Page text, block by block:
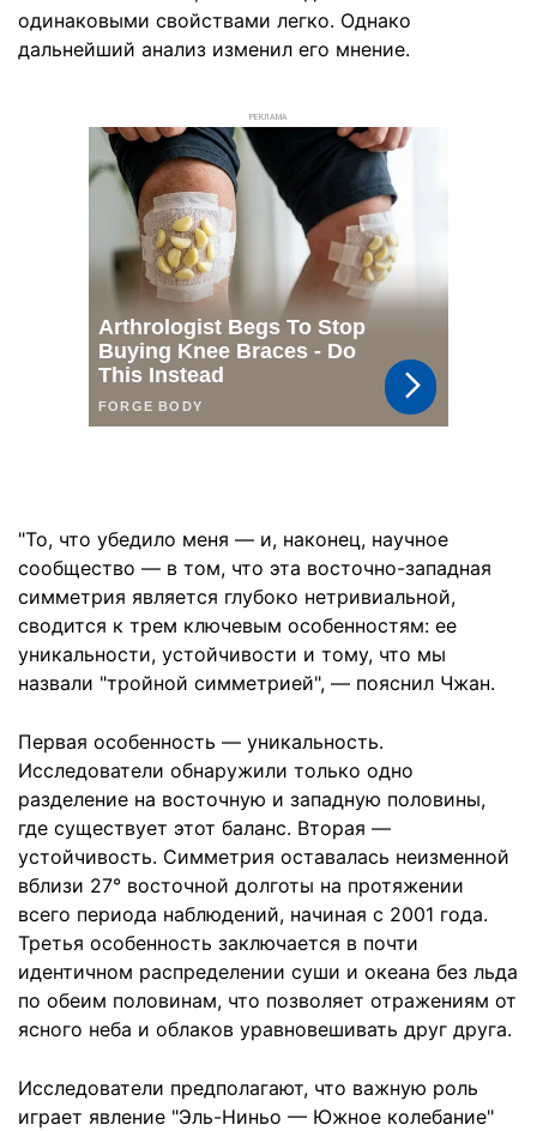
одинаковыми свойствами легко. Однако
дальнейший анализ изменил его мнение.
РЕКЛАМА
"То, что убедило меня — и, наконец, научное
сообщество — в том, что эта восточно-западная
симметрия является глубоко нетривиальной,
сводится к трем ключевым особенностям: ее
уникальности, устойчивости и тому, что мы
назвали "тройной симметрией", — пояснил Чжан.
Первая особенность — уникальность.
Исследователи обнаружили только одно
разделение на восточную и западную половины,
где существует этот баланс. Вторая —
устойчивость. Симметрия оставалась неизменной
вблизи 27° восточной долготы на протяжении
всего периода наблюдений, начиная с 2001 года.
Третья особенность заключается в почти
идентичном распределении суши и океана без льда
по обеим половинам, что позволяет отражениям от
ясного неба и облаков уравновешивать друг друга.
Исследователи предполагают, что важную роль
играет явление "Эль-Ниньо — Южное колебание"